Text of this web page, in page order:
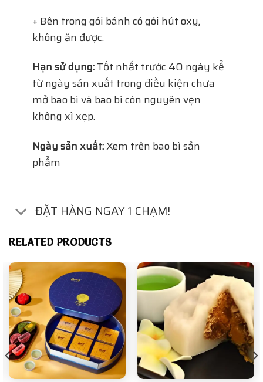
+ Bên trong gói bánh có gói hút oxy,
không ăn được.
Hạn sử dụng:Tốt nhất trước 40 ngày kể
từ ngày sản xuất trong điều kiện chưa
mở bao bì và bao bì còn nguyên vẹn
không xì xẹp.
Ngày sản xuất:Xem trên bao bì sản
phẩm
ĐẶT HÀNG NGAY 1 CHẠM!
RELATED PRODUCTS